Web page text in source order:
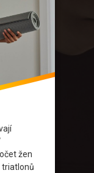
žen
triatlonů